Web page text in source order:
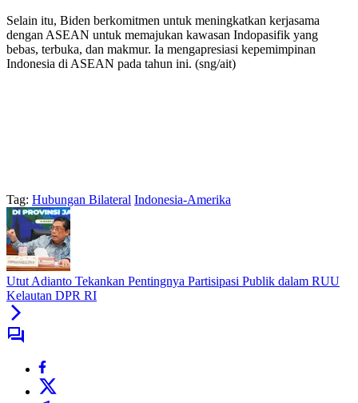
Selain itu, Biden berkomitmen untuk meningkatkan kerjasama
dengan ASEAN untuk memajukan kawasan Indopasifik yang
bebas, terbuka, dan makmur. Ia mengapresiasi kepemimpinan
Indonesia di ASEAN pada tahun ini. (sng/ait)
Tag: Hubungan Bilateral Indonesia-Amerika
Utut Adianto Tekankan Pentingnya Partisipasi Publik dalam RUU
Kelautan DPR RI